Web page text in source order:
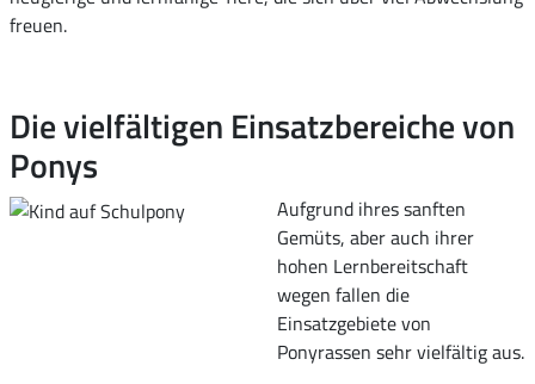
freuen.
Die vielfältigen Einsatzbereiche von
Ponys
Aufgrund ihres sanften
Gemüts, aber auch ihrer
hohen Lernbereitschaft
wegen fallen die
Einsatzgebiete von
Ponyrassen sehr vielfältig aus.